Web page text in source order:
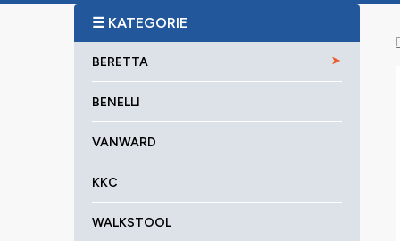
P
o
kategorie
BERETTA
BENELLI
VANWARD
KKC
WALKSTOOL